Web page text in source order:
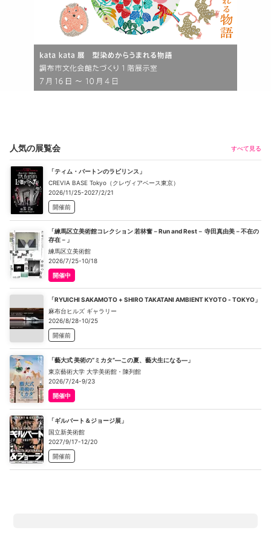
人気の展覧会 すべて見る
「ティム・バートンのラビリンス」
CREVIA BASE Tokyo（クレヴィアベース東京）
2026/11/25-2027/2/21
開催前
「練馬区立美術館コレクション 若林奮－Run and Rest－ 寺田真由美－不在の
存在－」
練馬区立美術館
2026/7/25-10/18
開催中
「RYUICHI SAKAMOTO + SHIRO TAKATANI AMBIENT KYOTO - TOKYO」
麻布台ヒルズ ギャラリー
2026/8/28-10/25
開催前
「藝大式 美術の“ミカタ”―この夏、藝大生になる―」
東京藝術大学 大学美術館・陳列館
2026/7/24-9/23
開催中
「ギルバート＆ジョージ展」
国立新美術館
2027/9/17-12/20
開催前